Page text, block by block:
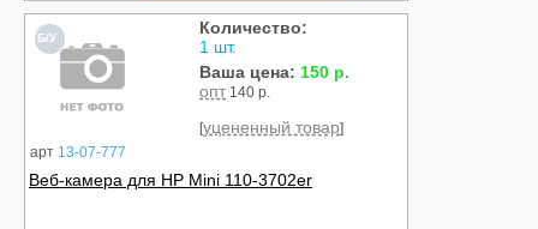
Б/У
арт 13-07-777
Количество:
1 шт.
Ваша цена: 150 р.
опт 140 р.
[уцененный товар]
Веб-камера для HP Mini 110-3702er